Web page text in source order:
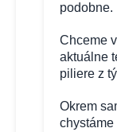
podobne.
Chceme
aktuálne
piliere z
Okrem
chystáme